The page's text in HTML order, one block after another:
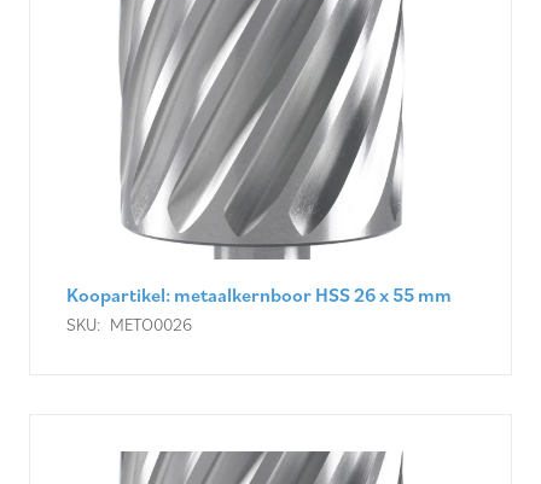
Koopartikel: metaalkernboor HSS 26 x 55 mm
SKU: METO0026